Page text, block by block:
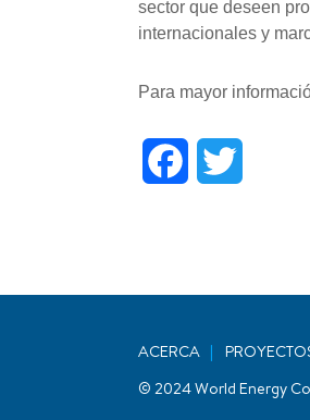
sector que deseen
internacionales y
Para mayor
Facebook
ACERCA
© 2024 World Energy